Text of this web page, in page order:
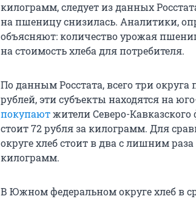
килограмм, следует из данных
на пшеницу снизилась. Аналитики,
объясняют: количество урожая
на стоимость хлеба для потребителя.
По данным Росстата, всего три
рублей, эти субъекты находятся на
покупаютжители Северо-Кавказского
стоит 72 рубля за килограмм. Для
округе хлеб стоит в два с лишним
килограмм.
В Южном федеральном округе хлеб в